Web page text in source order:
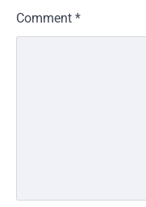
Comment *